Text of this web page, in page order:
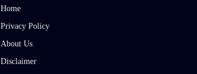
Home
Privacy Policy
About Us
Disclaimer